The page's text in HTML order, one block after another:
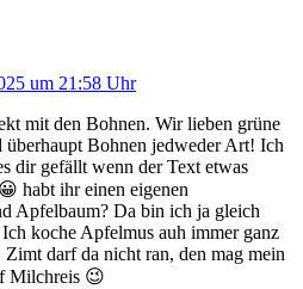
um 21:58 Uhr
mit den Bohnen. Wir lieben grüne
überhaupt Bohnen jedweder Art! Ich
dir gefällt wenn der Text etwas
habt ihr einen eigenen
Apfelbaum? Da bin ich ja gleich
koche Apfelmus auh immer ganz
darf da nicht ran, den mag mein
Milchreis 😉